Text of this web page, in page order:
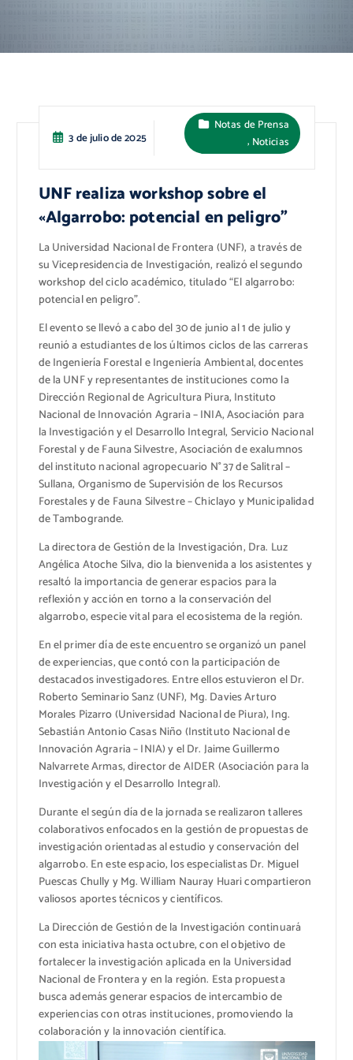
3 de julio de 2025
Notas de Prensa
, Noticias
UNF realiza workshop sobre el
«Algarrobo: potencial en peligro”
La Universidad Nacional de Frontera (UNF), a través de
su Vicepresidencia de Investigación, realizó el segundo
workshop del ciclo académico, titulado “El algarrobo:
potencial en peligro”.
El evento se llevó a cabo del 30 de junio al 1 de julio y
reunió a estudiantes de los últimos ciclos de las carreras
de Ingeniería Forestal e Ingeniería Ambiental, docentes
de la UNF y representantes de instituciones como la
Dirección Regional de Agricultura Piura, Instituto
Nacional de Innovación Agraria – INIA, Asociación para
la Investigación y el Desarrollo Integral, Servicio Nacional
Forestal y de Fauna Silvestre, Asociación de exalumnos
del instituto nacional agropecuario N° 37 de Salitral –
Sullana, Organismo de Supervisión de los Recursos
Forestales y de Fauna Silvestre – Chiclayo y Municipalidad
de Tambogrande.
La directora de Gestión de la Investigación, Dra. Luz
Angélica Atoche Silva, dio la bienvenida a los asistentes y
resaltó la importancia de generar espacios para la
reflexión y acción en torno a la conservación del
algarrobo, especie vital para el ecosistema de la región.
En el primer día de este encuentro se organizó un panel
de experiencias, que contó con la participación de
destacados investigadores. Entre ellos estuvieron el Dr.
Roberto Seminario Sanz (UNF), Mg. Davies Arturo
Morales Pizarro (Universidad Nacional de Piura), Ing.
Sebastián Antonio Casas Niño (Instituto Nacional de
Innovación Agraria – INIA) y el Dr. Jaime Guillermo
Nalvarrete Armas, director de AIDER (Asociación para la
Investigación y el Desarrollo Integral).
Durante el según día de la jornada se realizaron talleres
colaborativos enfocados en la gestión de propuestas de
investigación orientadas al estudio y conservación del
algarrobo. En este espacio, los especialistas Dr. Miguel
Puescas Chully y Mg. William Nauray Huari compartieron
valiosos aportes técnicos y científicos.
La Dirección de Gestión de la Investigación continuará
con esta iniciativa hasta octubre, con el objetivo de
fortalecer la investigación aplicada en la Universidad
Nacional de Frontera y en la región. Esta propuesta
busca además generar espacios de intercambio de
experiencias con otras instituciones, promoviendo la
colaboración y la innovación científica.